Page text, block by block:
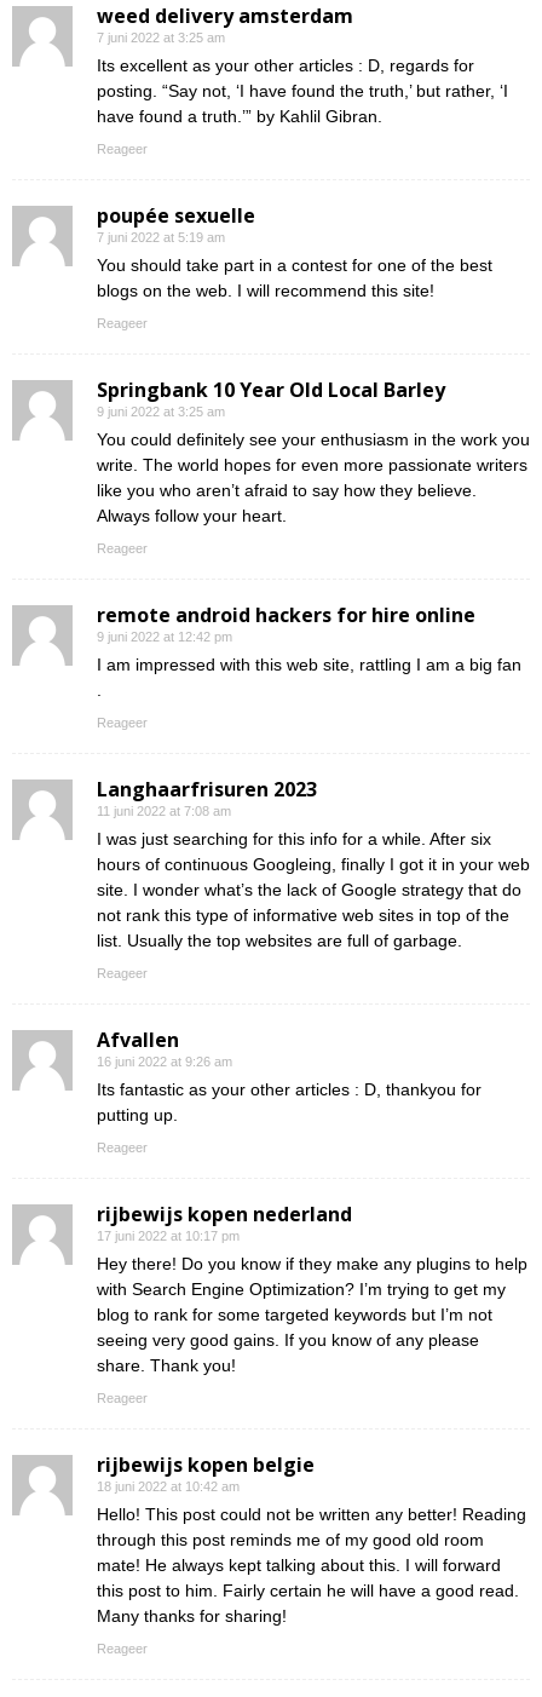
weed delivery amsterdam
7 juni 2022 at 3:25 am
Its excellent as your other articles : D, regards for
posting. “Say not, ‘I have found the truth,’ but rather, ‘I
have found a truth.’” by Kahlil Gibran.
Reageer
poupée sexuelle
7 juni 2022 at 5:19 am
You should take part in a contest for one of the best
blogs on the web. I will recommend this site!
Reageer
Springbank 10 Year Old Local Barley
9 juni 2022 at 3:25 am
You could definitely see your enthusiasm in the work you
write. The world hopes for even more passionate writers
like you who aren’t afraid to say how they believe.
Always follow your heart.
Reageer
remote android hackers for hire online
9 juni 2022 at 12:42 pm
I am impressed with this web site, rattling I am a big fan
Reageer
Langhaarfrisuren 2023
11 juni 2022 at 7:08 am
I was just searching for this info for a while. After six
hours of continuous Googleing, finally I got it in your web
site. I wonder what’s the lack of Google strategy that do
not rank this type of informative web sites in top of the
list. Usually the top websites are full of garbage.
Reageer
Afvallen
16 juni 2022 at 9:26 am
Its fantastic as your other articles : D, thankyou for
putting up.
Reageer
rijbewijs kopen nederland
17 juni 2022 at 10:17 pm
Hey there! Do you know if they make any plugins to help
with Search Engine Optimization? I’m trying to get my
blog to rank for some targeted keywords but I’m not
seeing very good gains. If you know of any please
share. Thank you!
Reageer
rijbewijs kopen belgie
18 juni 2022 at 10:42 am
Hello! This post could not be written any better! Reading
through this post reminds me of my good old room
mate! He always kept talking about this. I will forward
this post to him. Fairly certain he will have a good read.
Many thanks for sharing!
Reageer